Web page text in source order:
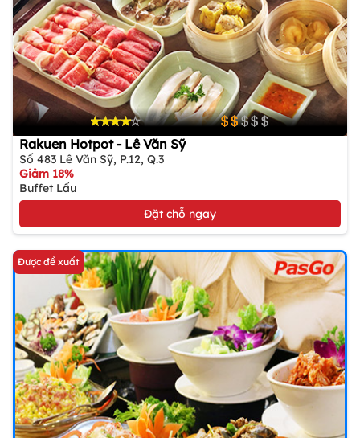
Rakuen Hotpot - Lê Văn Sỹ
Số 483 Lê Văn Sỹ, P.12, Q.3
Giảm 18%
Buffet Lẩu
Đặt chỗ ngay
Được đề xuất